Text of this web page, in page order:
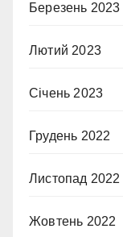
Березень 2023
Лютий 2023
Січень 2023
Грудень 2022
Листопад 2022
Жовтень 2022